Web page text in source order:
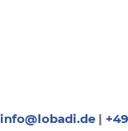
info@lobadi.de |